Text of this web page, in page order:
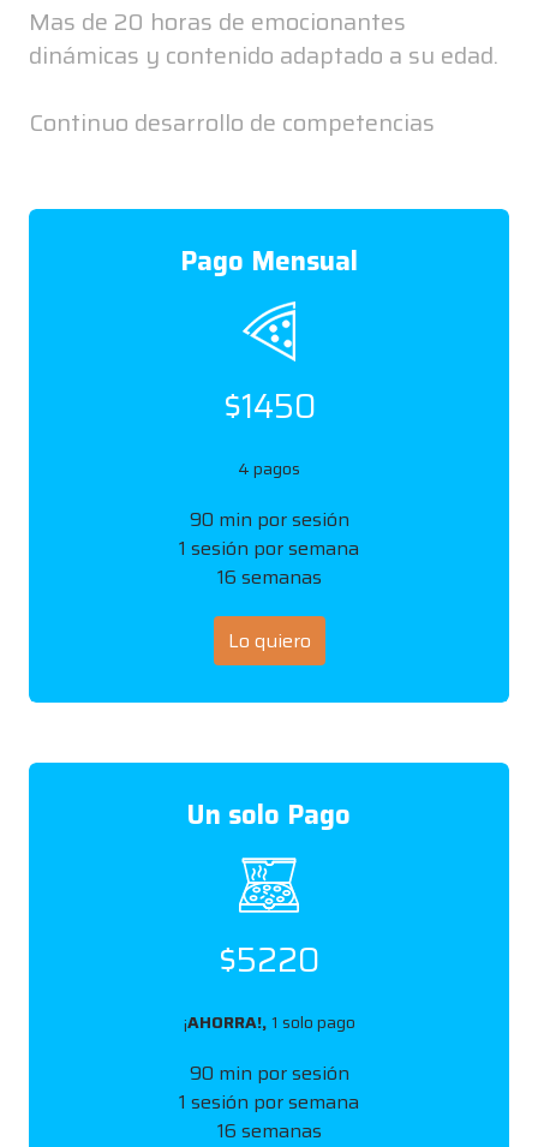
Mas de 20 horas de emocionantes
dinámicas y contenido adaptado a su edad.
Continuo desarrollo de competencias
Pago Mensual
$1450
4 pagos
90 min por sesión
1 sesión por semana
16 semanas
Lo quiero
Un solo Pago
$5220
¡AHORRA!,1 solo pago
90 min por sesión
1 sesión por semana
16 semanas